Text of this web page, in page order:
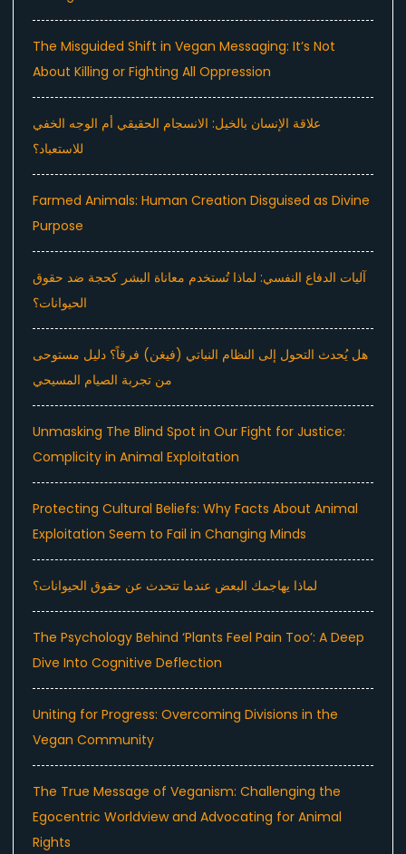
The Misguided Shift in Vegan Messaging: It’s Not
About Killing or Fighting All Oppression
علاقة الإنسان بالخيل: الانسجام الحقيقي أم الوجه الخفي
للاستعباد؟
Farmed Animals: Human Creation Disguised as Divine
Purpose
آليات الدفاع النفسي: لماذا تُستخدم معاناة البشر كحجة ضد حقوق
الحيوانات؟
هل يُحدث التحول إلى النظام النباتي (فيغن) فرقاً؟ دليل مستوحى
من تجربة الصيام المسيحي
Unmasking The Blind Spot in Our Fight for Justice:
Complicity in Animal Exploitation
Protecting Cultural Beliefs: Why Facts About Animal
Exploitation Seem to Fail in Changing Minds
لماذا يهاجمك البعض عندما تتحدث عن حقوق الحيوانات؟
The Psychology Behind ‘Plants Feel Pain Too’: A Deep
Dive Into Cognitive Deflection
Uniting for Progress: Overcoming Divisions in the
Vegan Community
The True Message of Veganism: Challenging the
Egocentric Worldview and Advocating for Animal
Rights